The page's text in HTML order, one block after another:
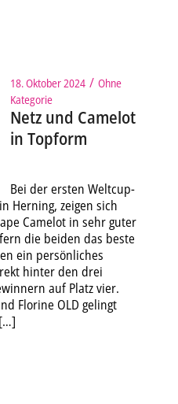
18. Oktober 2024 / Ohne
Kategorie
Netz und Camelot
in Topform
Bei der ersten Weltcup-
Herning, zeigen sich
Camelot in sehr guter
die beiden das beste
ein persönliches
hinter den drei
auf Platz vier.
Florine OLD gelingt